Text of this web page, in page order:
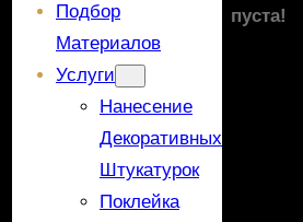
Подбор
Материалов
Услуги
Нанесение
Декоративных
Штукатурок
Поклейка
пуста!